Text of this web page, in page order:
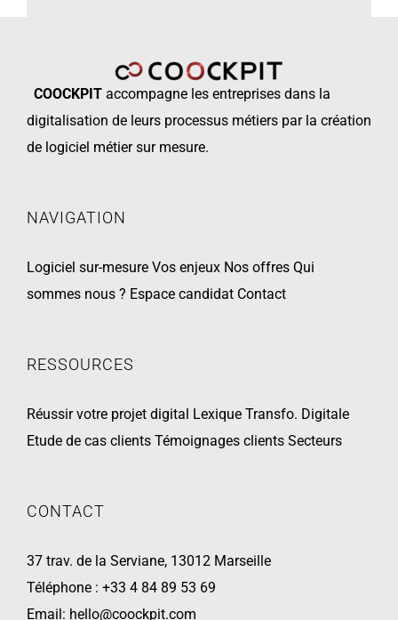
COOCKPIT accompagne les entreprises dans la
digitalisation de leurs processus métiers par la création
de logiciel métier sur mesure.
NAVIGATION
Logiciel sur-mesure Vos enjeux Nos offres Qui
sommes nous ? Espace candidat Contact
RESSOURCES
Réussir votre projet digital Lexique Transfo. Digitale
Etude de cas clients Témoignages clients Secteurs
CONTACT
37 trav. de la Serviane, 13012 Marseille
Téléphone : +33 4 84 89 53 69
Email: hello@coockpit.com